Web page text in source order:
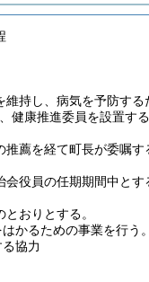
維持し、病気を予防す
健康推進委員を設置する
薦を経て町長が委嘱す
役員の任期期間中とす
おりとする。
かるための事業を行う。
協力